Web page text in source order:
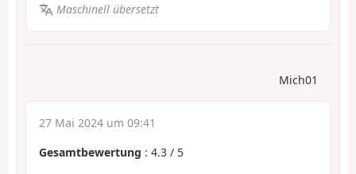
Maschinell übersetzt
Mich01
27 Mai 2024 um 09:41
Gesamtbewertung : 4.3 / 5